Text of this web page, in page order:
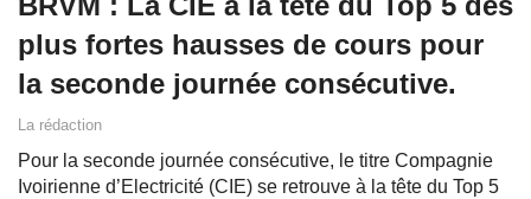
plus fortes hausses de cours pour
la seconde journée consécutive.
La rédaction
Pour la seconde journée consécutive, le titre Compagnie
Ivoirienne d’Electricité (CIE) se retrouve à la tête du Top 5